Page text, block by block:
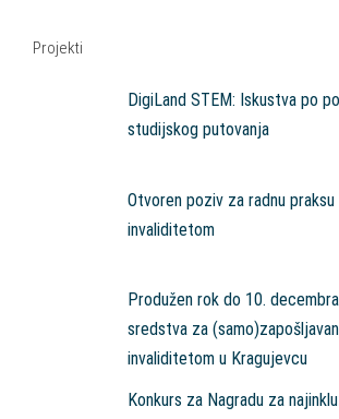
Projekti
DigiLand STEM: Iskustva po
studijskog putovanja
Otvoren poziv za radnu praksu
invaliditetom
Produžen rok do 10.
sredstva za
invaliditetom u Kragujevcu
Konkurs za Nagradu za